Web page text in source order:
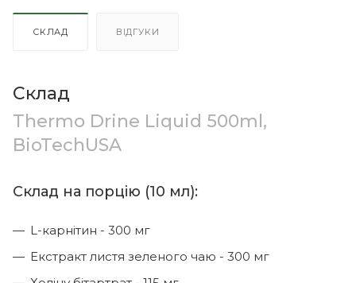
СКЛАД ВІДГУКИ
Склад
Thermo Drine Liquid 500ml,
BioTechUSA
Склад на порцію (10 мл):
L-карнітин - 300 мг
Екстракт листя зеленого чаю - 300 мг